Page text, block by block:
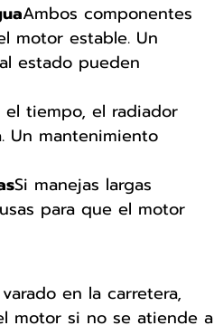
Ambos componentes
motor estable. Un
estado pueden
el tiempo, el radiador
Un mantenimiento
Si manejas largas
para que el motor
en la carretera,
motor si no se atiende a